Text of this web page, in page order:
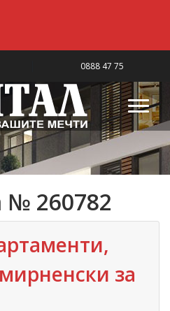
0888 47 75
260782
за